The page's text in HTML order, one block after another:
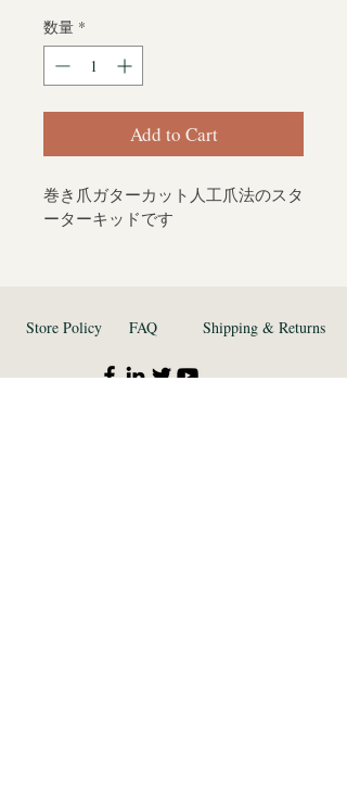
数量 *
Add to Cart
巻き爪ガターカット人工爪法のスタ
ーターキッドです
Store Policy FAQ Shipping & Returns